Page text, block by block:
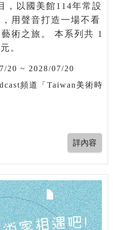
，以國美館114年常設
用聲音打造一場不看
術之旅。 本系列共 1
。
20 ~ 2028/07/20
頻道「Taiwan美術時